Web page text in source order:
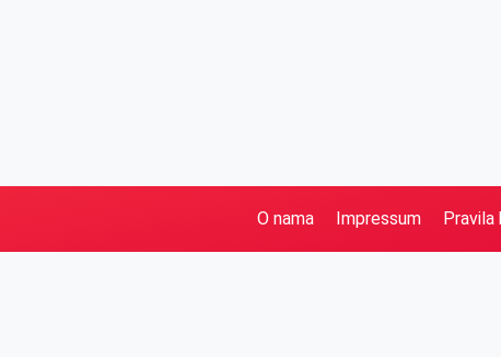
O nama Impressum Pravila